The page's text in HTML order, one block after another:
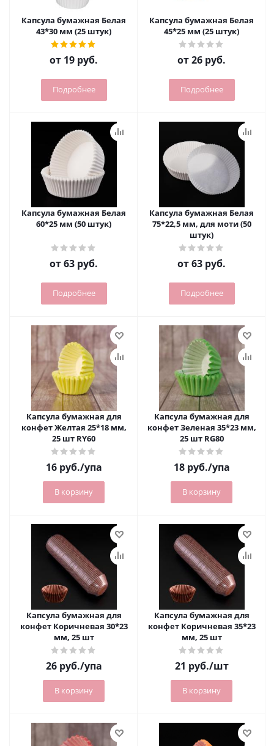
Капсула бумажная Белая
43*30 мм (25 штук)
от 19 руб.
Подробнее
Капсула бумажная Белая
45*25 мм (25 штук)
от26 руб.
Подробнее
Капсула бумажная Белая
60*25 мм (50 штук)
от63 руб.
Подробнее
Капсула бумажная Белая
75*22,5 мм, для моти (50
штук)
от63 руб.
Подробнее
Капсула бумажная для
конфет Желтая 25*18 мм,
25 шт RY60
16руб./упа
В корзину
Капсула бумажная для
конфет Зеленая 35*23 мм,
25 шт RG80
18руб./упа
В корзину
Капсула бумажная для
конфет Коричневая 30*23
мм, 25 шт
26руб./упа
В корзину
Капсула бумажная для
конфет Коричневая 35*23
мм, 25 шт
21 руб./шт
В корзину